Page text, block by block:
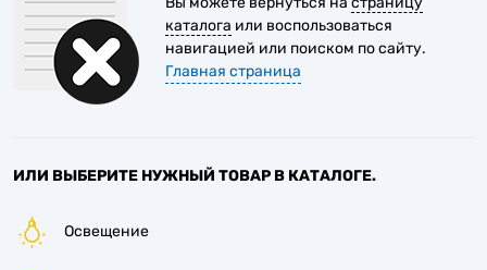
6
6
6
каталога или воспользоваться
навигацией или поиском по сайту.
Главная страница
ИЛИ ВЫБЕРИТЕ НУЖНЫЙ ТОВАР В КАТАЛОГЕ.
Освещение